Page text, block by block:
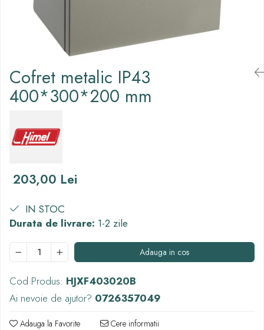
Thorn ECO
Cofret metalic IP43
400*300*200 mm
203,00 Lei
IN STOC
Durata de livrare: 1-2 zile
Adauga in cos
Cod Produs: HJXF403020B
Ai nevoie de ajutor? 0726357049
Adauga la Favorite Cere informatii